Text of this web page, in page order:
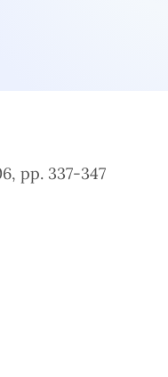
pp. 337-347